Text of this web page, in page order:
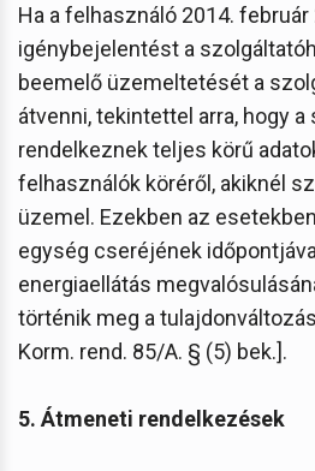
Ha a felhasználó 2014. február
igénybejelentést a
beemelő üzemeltetését a
átvenni, tekintettel arra, hogy
rendelkeznek teljes körű
felhasználók köréről, akiknél
üzemel. Ezekben az
egység cseréjének
energiaellátás
történik meg a
Korm. rend. 85/A. § (5) bek.].
5. Átmeneti rendelkezések